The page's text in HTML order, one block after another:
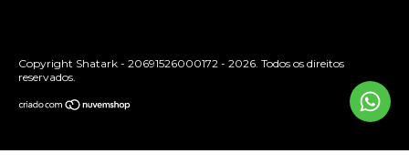
Copyright Shatark - 20691526000172 - 2026. Todos os direitos
reservados.